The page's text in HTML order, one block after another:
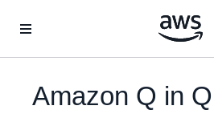
Amazon Q in